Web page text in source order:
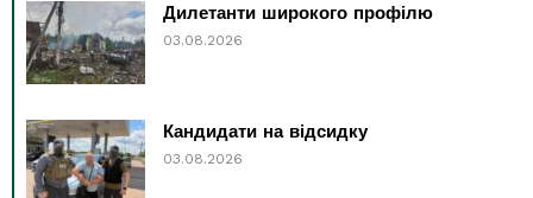
Дилетанти широкого профілю
03.08.2026
Кандидати на відсидку
03.08.2026